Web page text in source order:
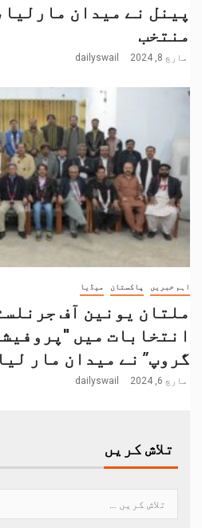
پینل نے میدان
منتخب
مارچ 8, 2024 dailyswail
اہم خبریں پاکستان میڈیا
ملتان یونین آف
انتخابات میں
گروپ” نے میدان مار
مارچ 6, 2024 dailyswail
تلاش کریں